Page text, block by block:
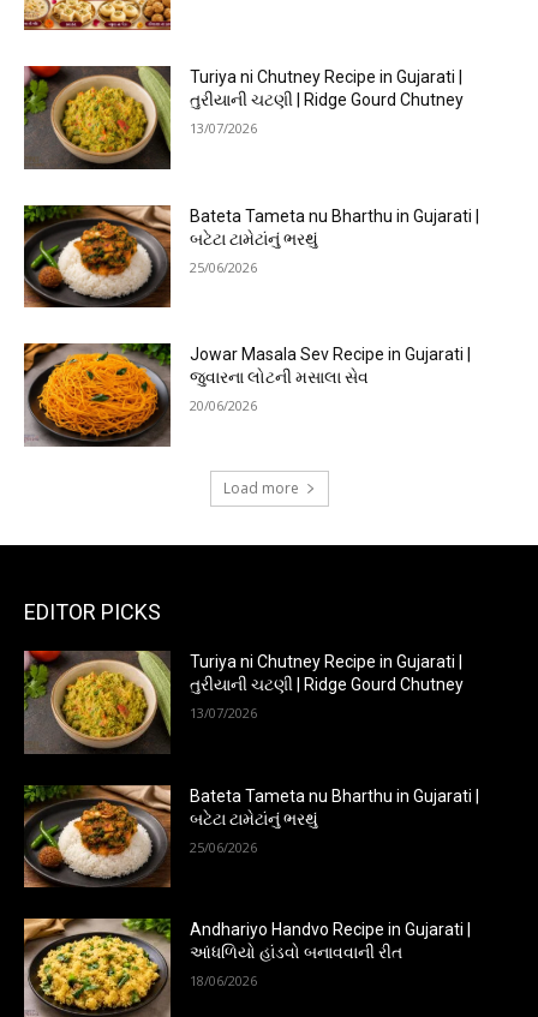
Turiya ni Chutney Recipe in Gujarati |
તુરીયાની ચટણી | Ridge Gourd Chutney
13/07/2026
Bateta Tameta nu Bharthu in Gujarati |
બટેટા ટામેટાંનું ભરથું
25/06/2026
Jowar Masala Sev Recipe in Gujarati |
જુવારના લોટની મસાલા સેવ
20/06/2026
Load more
EDITOR PICKS
Turiya ni Chutney Recipe in Gujarati |
તુરીયાની ચટણી | Ridge Gourd Chutney
13/07/2026
Bateta Tameta nu Bharthu in Gujarati |
બટેટા ટામેટાંનું ભરથું
25/06/2026
Andhariyo Handvo Recipe in Gujarati |
આંધળિયો હાંડવો બનાવવાની રીત
18/06/2026